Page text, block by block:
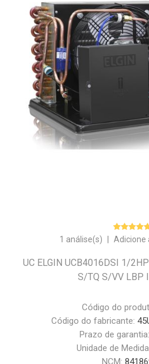
1 análise(s) Adicione
UC ELGIN UCB4016DSI 1/
S/TQ S/VV LBP
Código do
Código do fabricante:
Prazo de garantia:
Unidade de
NCM: